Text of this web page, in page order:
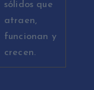
sólidos que
atraen,
funcionan y
crecen.